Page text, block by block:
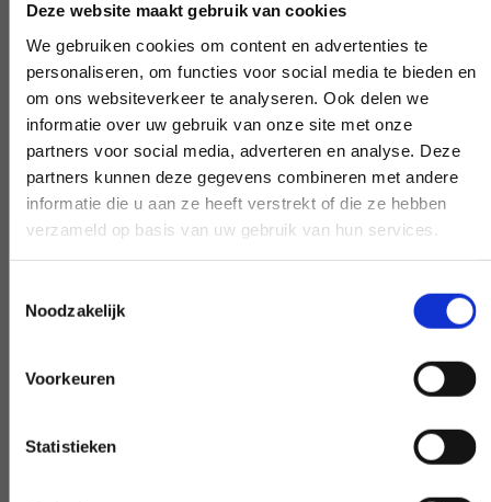
Deze website maakt gebruik van cookies
We gebruiken cookies om content en advertenties te
personaliseren, om functies voor social media te bieden en
om ons websiteverkeer te analyseren. Ook delen we
informatie over uw gebruik van onze site met onze
partners voor social media, adverteren en analyse. Deze
partners kunnen deze gegevens combineren met andere
informatie die u aan ze heeft verstrekt of die ze hebben
verzameld op basis van uw gebruik van hun services.
Noodzakelijk
Voorkeuren
Statistieken
Szybko odbierane pojemniki na odpady
Nie chcesz, aby pojemnik na odpady był
niepotrzebnie długo pozostawiony.
Zadzwoń do nas, a zanim się zorientujesz,
zostanie on odebrany; spróbuj tego z
naszymi konkurentami.
Istnieje limit wagi odpadów. Wszędzie od